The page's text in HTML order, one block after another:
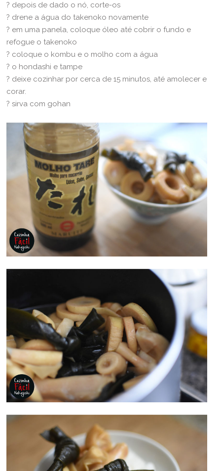
? depois de dado o nó, corte-os
? drene a água do takenoko novamente
? em uma panela, coloque óleo até cobrir o fundo e
refogue o takenoko
? coloque o kombu e o molho com a água
? o hondashi e tampe
? deixe cozinhar por cerca de 15 minutos, até amolecer e
corar.
? sirva com gohan